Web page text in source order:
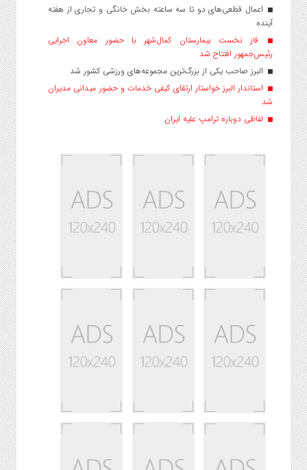
اعمال قطعی‌های دو تا سه ساعته بخش خانگی و تجاری از هفته
آینده
فاز نخست بیمارستان کمال‌شهر با حضور معاون اجرایی
رئیس‌جمهور افتتاح شد
البرز صاحب یکی از بزرگ‌ترین مجموعه‌های ورزشی کشور شد
استاندار البرز خواستار ارتقای کیفی خدمات و حضور میدانی مدیران
شد
لفاظی دوباره ترامپ علیه ایران